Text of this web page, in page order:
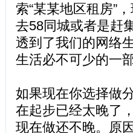
索“某某地区租房”
去58同城或者是赶
透到了我们的网络
生活必不可少的一
如果现在你选择做
在起步已经太晚了
现在做还不晚。原